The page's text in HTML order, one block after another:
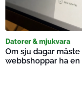
Datorer & mjukvara
Om sju dagar måste
webbshoppar ha